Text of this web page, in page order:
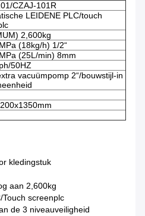
CZAJ-101R
LEIDENE PLC/touch
2,600kg
(18kg/h) 1/2“
(25L/min) 8mm
50HZ
vacuümpomp 2“/bouwstijl-in
kledingstuk
aan 2,600kg
Touch screenplc
de 3 niveauveiligheid